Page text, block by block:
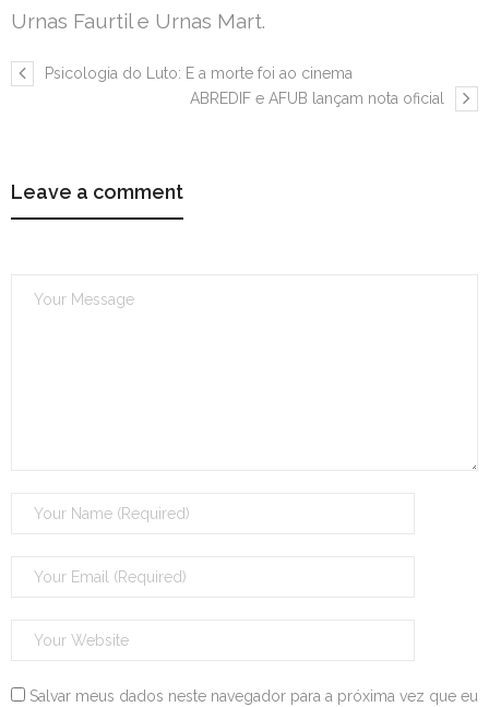
Urnas Faurtil e Urnas Mart.
Psicologia do Luto: E a morte foi ao cinema
ABREDIF e AFUB lançam nota oficial
Leave a comment
Salvar meus dados neste navegador para a próxima vez que eu